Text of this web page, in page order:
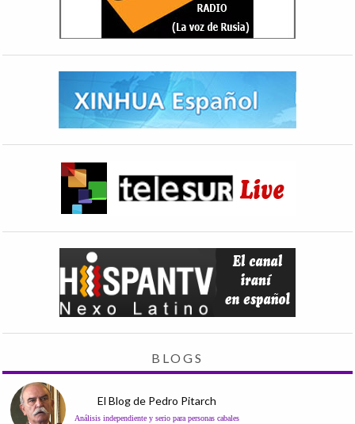
BLOGS
El Blog de Pedro Pitarch
Análisis independiente y serio para personas cabales